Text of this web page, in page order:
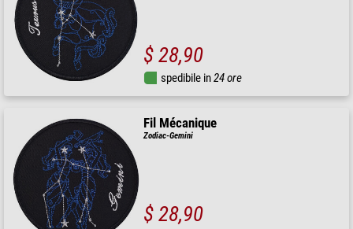
$ 28,90
spedibile in24 ore
Fil Mécanique
Zodiac-Gemini
$ 28,90